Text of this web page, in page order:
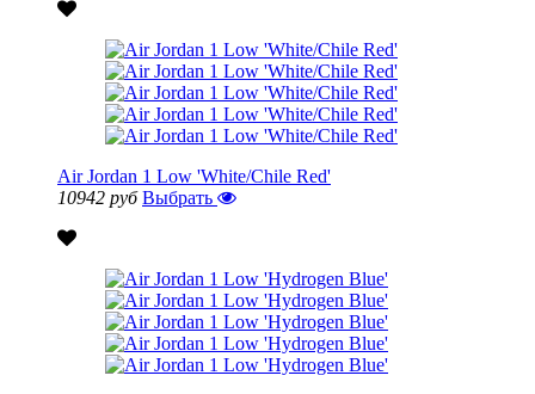
Air Jordan 1 Low 'White/Chile Red'
10942 руб Выбрать